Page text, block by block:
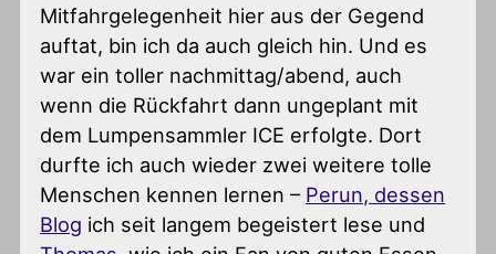
Mitfahrgelegenheit hier aus der Gegend
auftat, bin ich da auch gleich hin. Und es
war ein toller nachmittag/abend, auch
wenn die Rückfahrt dann ungeplant mit
dem Lumpensammler ICE erfolgte. Dort
durfte ich auch wieder zwei weitere tolle
Menschen kennen lernen – Perun, dessen
Blog ich seit langem begeistert lese und